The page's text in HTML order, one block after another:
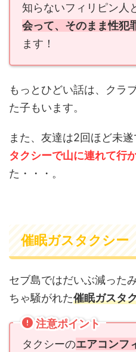
知らないフィリピン人
会って、そのまま性犯
ます！
もっとひどい話は、クラ
た子もいます。
また、友達は2回ほど未遂
タクシーで山に連れて行
た・・・。
催眠ガスタクシー
セブ島ではだいぶ減った
ちゃ騒がれた催眠ガスタ
注意ポイント
タクシーのエアコンフ